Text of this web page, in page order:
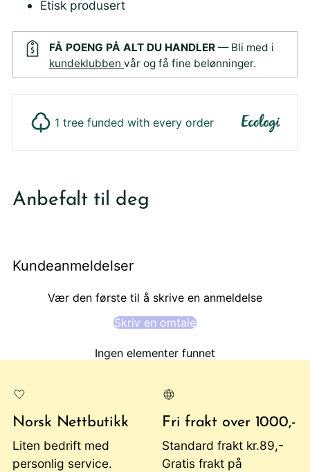
Etisk produsert
FÅ POENG PÅ ALT DU HANDLER — Bli med i
kundeklubben vår og få fine belønninger.
1 tree funded with every order
produktet
iAnbefalt til deg
Kundeanmeldelser
Vær den første til å skrive en anmeldelse
Skriv en omtale
Ingen elementer funnet
Norsk Nettbutikk
Liten bedrift med
personlig service.
Fri frakt over 1000,-
Standard frakt kr.89,-
Gratis frakt på